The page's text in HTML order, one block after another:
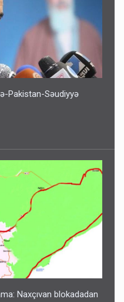
Pakistan-Səudiyyə
Naxçıvan blokadadan